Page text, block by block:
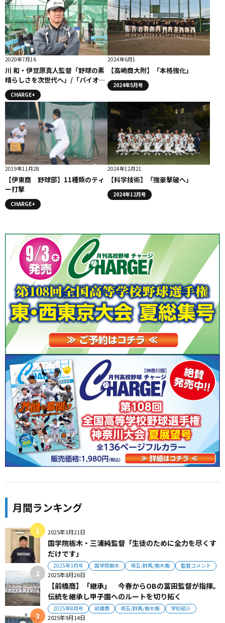
2020年7月16
川 和・伊豆原真人監督「野球の素
晴らしさを次世代へ」/「パイオニ
ア」監督コメント
CHARGE+
2024年6月1
【高崎商大附】「本格強化」
2024年5月号
2019年11月28
【伊東商 野球部】11種類のティ
ー打撃
CHARGE+
2024年12月21
【科学技術】「強豪撃破へ」
2024年12月号
月間ランキング
2025年3月21日
国学院栃木・三浦純監督「生徒のために全力を尽くす
だけです」
2025年3月号 国学院栃木 埼玉/群馬/栃木版 監督コメント
2025年8月26日
【前橋商】「継承」 今春からOBの冨田監督が指揮。
伝統を継承し甲子園へのルートを切り拓く
2025年8月号 前橋商 埼玉/群馬/栃木版 学校紹介
2025年9月14日